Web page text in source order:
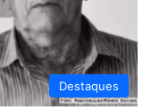
Destaques